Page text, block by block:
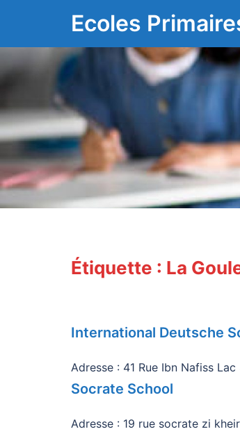
contenu
Ecoles
Étiquette : La
International Deutsche
Adresse : 41 Rue Ibn Nafiss
Socrate School
Adresse : 19 rue socrate zi